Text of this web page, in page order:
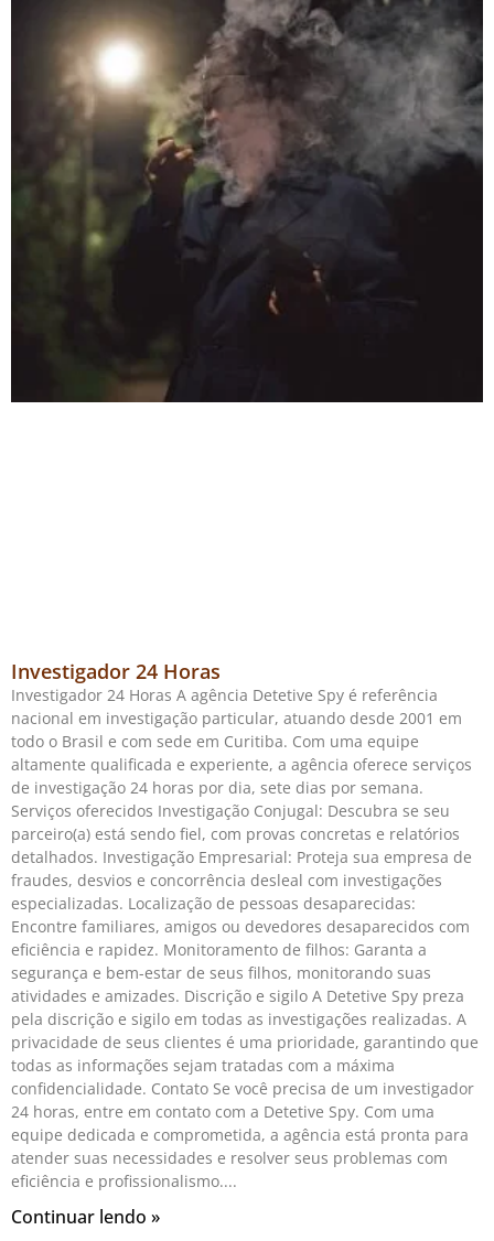
Investigador 24 Horas
Investigador 24 Horas A agência Detetive Spy é referência
nacional em investigação particular, atuando desde 2001 em
todo o Brasil e com sede em Curitiba. Com uma equipe
altamente qualificada e experiente, a agência oferece serviços
de investigação 24 horas por dia, sete dias por semana.
Serviços oferecidos Investigação Conjugal: Descubra se seu
parceiro(a) está sendo fiel, com provas concretas e relatórios
detalhados. Investigação Empresarial: Proteja sua empresa de
fraudes, desvios e concorrência desleal com investigações
especializadas. Localização de pessoas desaparecidas:
Encontre familiares, amigos ou devedores desaparecidos com
eficiência e rapidez. Monitoramento de filhos: Garanta a
segurança e bem-estar de seus filhos, monitorando suas
atividades e amizades. Discrição e sigilo A Detetive Spy preza
pela discrição e sigilo em todas as investigações realizadas. A
privacidade de seus clientes é uma prioridade, garantindo que
todas as informações sejam tratadas com a máxima
confidencialidade. Contato Se você precisa de um investigador
24 horas, entre em contato com a Detetive Spy. Com uma
equipe dedicada e comprometida, a agência está pronta para
atender suas necessidades e resolver seus problemas com
eficiência e profissionalismo.
Continuar lendo »